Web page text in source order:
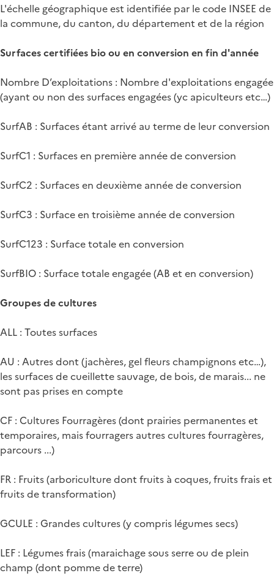
L'échelle géographique est identifiée par le code INSEE de
la commune, du canton, du département et de la région
Surfaces certifiées bio ou en conversion en fin d'année
Nombre D’exploitations : Nombre d'exploitations engagée
(ayant ou non des surfaces engagées (yc apiculteurs etc…)
SurfAB : Surfaces étant arrivé au terme de leur conversion
SurfC1 : Surfaces en première année de conversion
SurfC2 : Surfaces en deuxième année de conversion
SurfC3 : Surface en troisième année de conversion
SurfC123 : Surface totale en conversion
SurfBIO : Surface totale engagée (AB et en conversion)
Groupes de cultures
ALL : Toutes surfaces
AU : Autres dont (jachères, gel fleurs champignons etc…),
les surfaces de cueillette sauvage, de bois, de marais... ne
sont pas prises en compte
CF : Cultures Fourragères (dont prairies permanentes et
temporaires, mais fourragers autres cultures fourragères,
parcours ...)
FR : Fruits (arboriculture dont fruits à coques, fruits frais et
fruits de transformation)
GCULE : Grandes cultures (y compris légumes secs)
LEF : Légumes frais (maraichage sous serre ou de plein
champ (dont pomme de terre)